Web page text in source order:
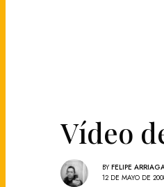
Vídeo
BY FELIPE
12 DE MAYO DE